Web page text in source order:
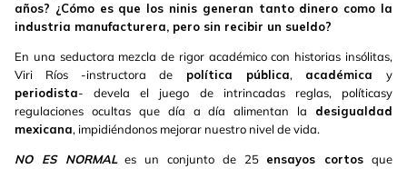
años? ¿Cómo es que los ninis generan tanto dinero como la
industria manufacturera, pero sin recibir un sueldo?
En una seductora mezcla de rigor académico con historias insólitas,
Viri Ríos -instructora de política pública, académicay
periodista- devela el juego de intrincadas reglas, políticasy
regulaciones ocultas que día a día alimentan la desigualdad
mexicana, impidiéndonos mejorar nuestro nivel de vida.
NO ES NORMALes un conjunto de 25 ensayos cortos que